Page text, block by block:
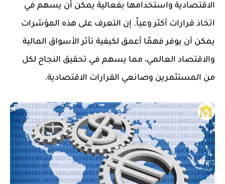
الاقتصادية واستخدامها بفعالية يمكن أن يسهم في
اتخاذ قرارات أكثر وعياً. إن التعرف على هذه المؤشرات
يمكن أن يوفر فهمًا أعمق لكيفية تأثر الأسواق المالية
والاقتصاد العالمي، مما يسهم في تحقيق النجاح لكل
من المستثمرين وصانعي القرارات الاقتصادية.